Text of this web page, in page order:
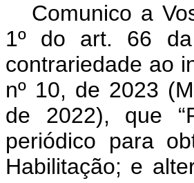
Comunico a
1º do art. 66 da
contrariedade ao
nº 10, de 2023
de 2022), que
periódico para
Habilitação; e